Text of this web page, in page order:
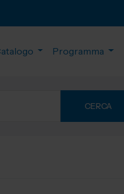
Programma
CERCA